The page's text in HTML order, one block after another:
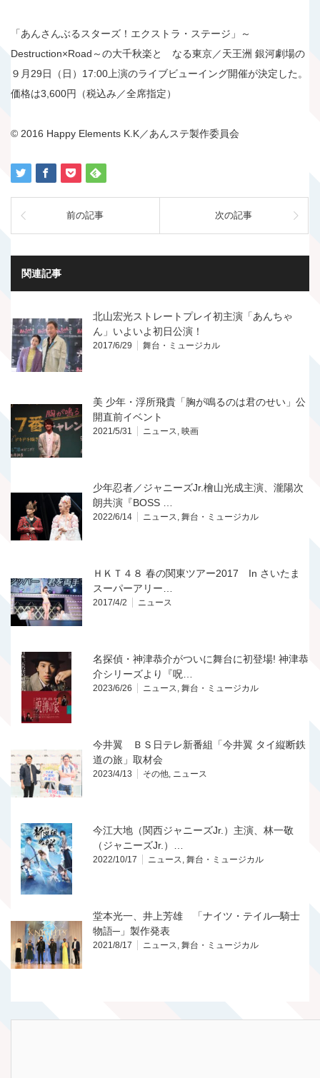
「あんさんぶるスターズ！エクストラ・ステージ」～
Destruction×Road～の大千秋楽と なる東京／天王洲 銀河劇場の
９月29日（日）17:00上演のライブビューイング開催が決定した。
価格は3,600円（税込み／全席指定）
© 2016 Happy Elements K.K／あんステ製作委員会
前の記事 次の記事
関連記事
北山宏光ストレートプレイ初主演「あんちゃ
ん」いよいよ初日公演！
2017/6/29 舞台・ミュージカル
美 少年・浮所飛貴「胸が鳴るのは君のせい」公
開直前イベント
2021/5/31 ニュース, 映画
少年忍者／ジャニーズJr.檜山光成主演、瀧陽次
朗共演『BOSS …
2022/6/14 ニュース, 舞台・ミュージカル
ＨＫＴ４８ 春の関東ツアー2017 In さいたま
スーパーアリー…
2017/4/2 ニュース
名探偵・神津恭介がついに舞台に初登場! 神津恭
介シリーズより『呪…
2023/6/26 ニュース, 舞台・ミュージカル
今井翼 ＢＳ日テレ新番組「今井翼 タイ縦断鉄
道の旅」取材会
2023/4/13 その他, ニュース
今江大地（関西ジャニーズJr.）主演、林一敬
（ジャニーズJr.）…
2022/10/17 ニュース, 舞台・ミュージカル
堂本光一、井上芳雄 「ナイツ・テイル─騎士
物語─」製作発表
2021/8/17 ニュース, 舞台・ミュージカル